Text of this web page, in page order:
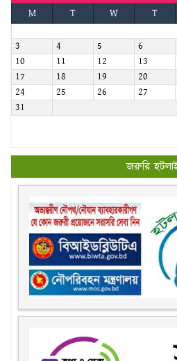
M T W T
3
4 5 6
10
11 12 13
17
18 19 20
24
25 26 27
31
জরুরি